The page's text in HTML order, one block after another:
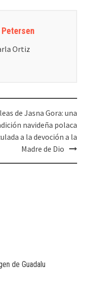
Ortiz
de Jasna Gora: una
navideña polaca
a la devoción a la
Madre de Dio
de Guadalu